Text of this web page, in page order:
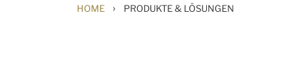
HOME › PRODUKTE & LÖSUNGEN